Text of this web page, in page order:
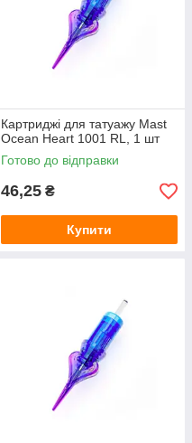
Картриджі для татуажу Mast
Ocean Heart 1001 RL, 1 шт
Готово до відправки
46,25 ₴
Купити